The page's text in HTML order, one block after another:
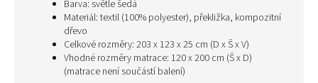
Barva: světle šedá
Materiál: textil (100% polyester), překližka, kompozitní
dřevo
Celkové rozměry: 203 x 123 x 25 cm (D x Š x V)
Vhodné rozměry matrace: 120 x 200 cm (Š x D)
(matrace není součástí balení)